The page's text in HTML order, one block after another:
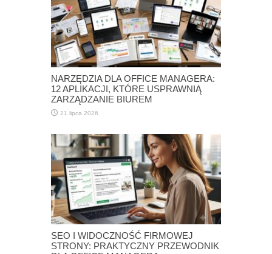
NARZĘDZIA DLA OFFICE MANAGERA:
12 APLIKACJI, KTÓRE USPRAWNIĄ
ZARZĄDZANIE BIUREM
21 lipca 2026
SEO I WIDOCZNOŚĆ FIRMOWEJ
STRONY: PRAKTYCZNY PRZEWODNIK